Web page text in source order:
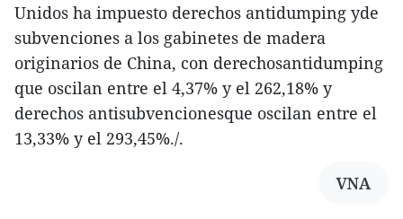
Unidos ha impuesto derechos antidumping yde
subvenciones a los gabinetes de madera
originarios de China, con derechosantidumping
que oscilan entre el 4,37% y el 262,18% y
derechos antisubvencionesque oscilan entre el
13,33% y el 293,45%./.
VNA